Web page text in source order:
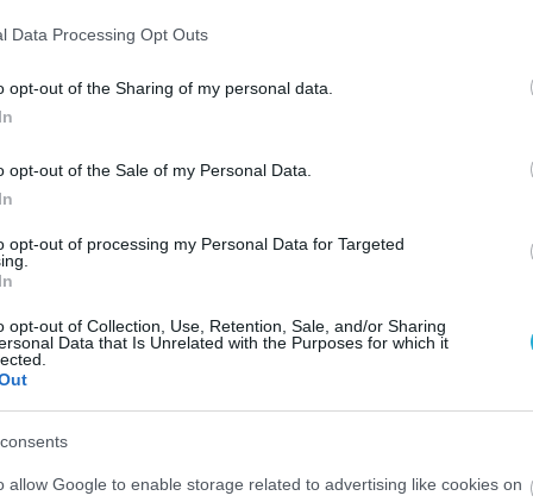
Data Processing Opt Outs
opt-out of the Sharing of my personal data.
opt-out of the Sale of my Personal Data.
opt-out of processing my Personal Data for Targeted
opt-out of Collection, Use, Retention, Sale, and/or Sharing
Data that Is Unrelated with the Purposes for which it
allow Google to enable storage related to advertising like cookies on
γιατρικό για τη λοίμωξη που παρουσιάζεται
με διάλυμα αλατόνερου (1 κουταλάκι
νερό). Πρόκειται για ένα γιατρικό που
για παιδιά. Η καλύτερη λύση, που μπορεί να
νέτι (neti pot) και μοιάζει με μικρή
έκπλυση των ιγμόρειων. Έχετε τη δυνατότητα
ή την πλαστική εκδοχή του στα φαρμακεία.
σόδας στο σκεύος. Γυρίστε το κεφάλι σας στο
τα ρουθούνια σας. Αν κρατάτε το στόμιο σε
θα βγει από το άλλο. Οι πραγματικοί γνώστες
και το βγάζουν από το στόμα, αλλά αυτό
καταπιείτε λίγο νερό. Πρόκειται για μια
για επίμονες ρινίτιδες.